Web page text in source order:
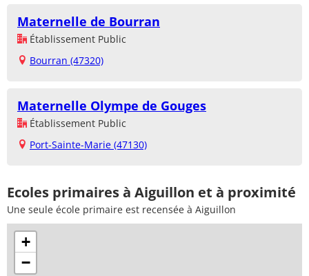
Maternelle de Bourran
Établissement Public
Bourran (47320)
Maternelle Olympe de Gouges
Établissement Public
Port-Sainte-Marie (47130)
Ecoles primaires à Aiguillon et à proximité
Une seule école primaire est recensée à Aiguillon
+
−